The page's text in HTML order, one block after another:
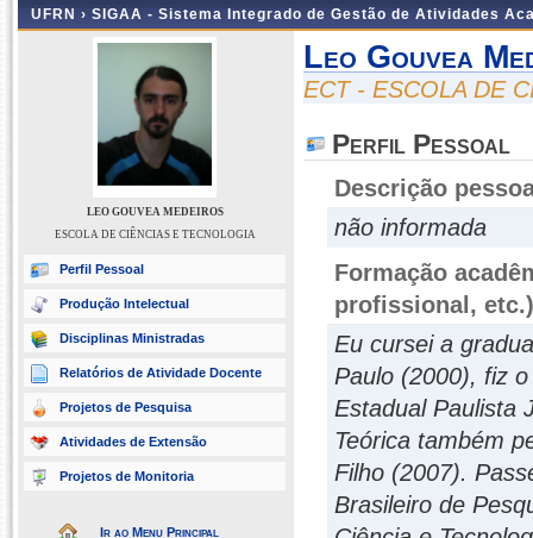
UFRN › SIGAA - Sistema Integrado de Gestão de Atividades
LEO GOUVEA MEDEIROS
ESCOLA DE CIÊNCIAS E TECNOLOGIA
Perfil Pessoal
Produção Intelectual
Disciplinas Ministradas
Relatórios de Atividade Docente
Projetos de Pesquisa
Atividades de Extensão
Projetos de Monitoria
Ir ao Menu Principal
Leo Gouvea
ECT - ESCOLA DE
Perfil Pessoal
Descrição
não informada
Formação
profissional, etc.)
Eu cursei a
Paulo (2000), fiz
Estadual Paulista
Teórica também
Filho (2007).
Brasileiro de